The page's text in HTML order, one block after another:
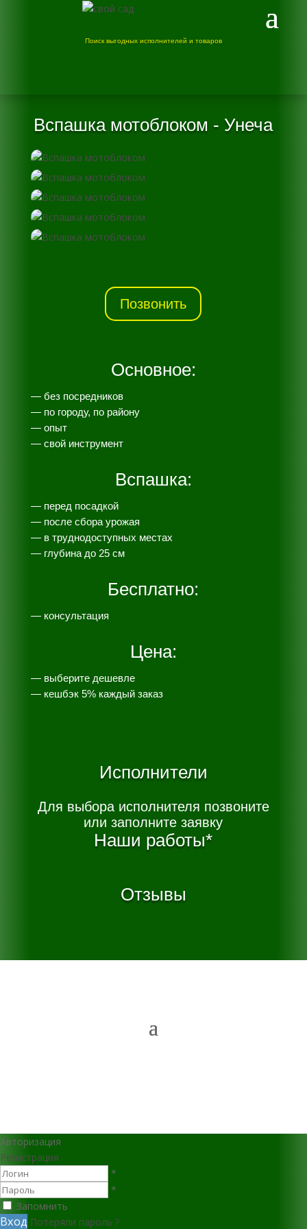
Поиск выгодных исполнителей и товаров
Вспашка мотоблоком - Унеча
Позвонить
Основное:
— без посредников
— по городу, по району
— опыт
— свой инструмент
Вспашка:
— перед посадкой
— после сбора урожая
— в труднодоступных местах
— глубина до 25 см
Бесплатно:
— консультация
Цена:
— выберите дешевле
— кешбэк 5% каждый заказ
Исполнители
Для выбора исполнителя позвоните
или заполните заявку
Наши работы*
Отзывы
Авторизация
Регистрация
*
*
Запомнить
Вход Потеряли пароль ?